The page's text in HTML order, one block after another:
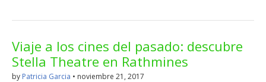
Viaje a los cines del pasado: descubre
Stella Theatre en Rathmines
by Patricia Garcia • noviembre 21, 2017